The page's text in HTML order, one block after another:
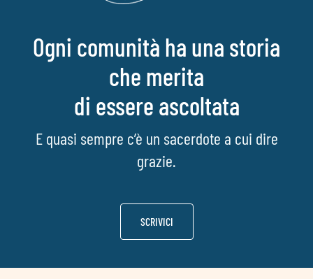
Ogni comunità ha una storia
che merita
di essere ascoltata
E quasi sempre c’è un sacerdote a cui dire
grazie.
SCRIVICI